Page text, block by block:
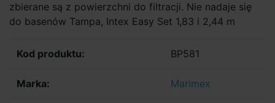
zbierane są z powierzchni do filtracji. Nie nadaje się
do basenów Tampa, Intex Easy Set 1,83 i 2,44 m
Kod produktu: BP581
Marka: Marimex